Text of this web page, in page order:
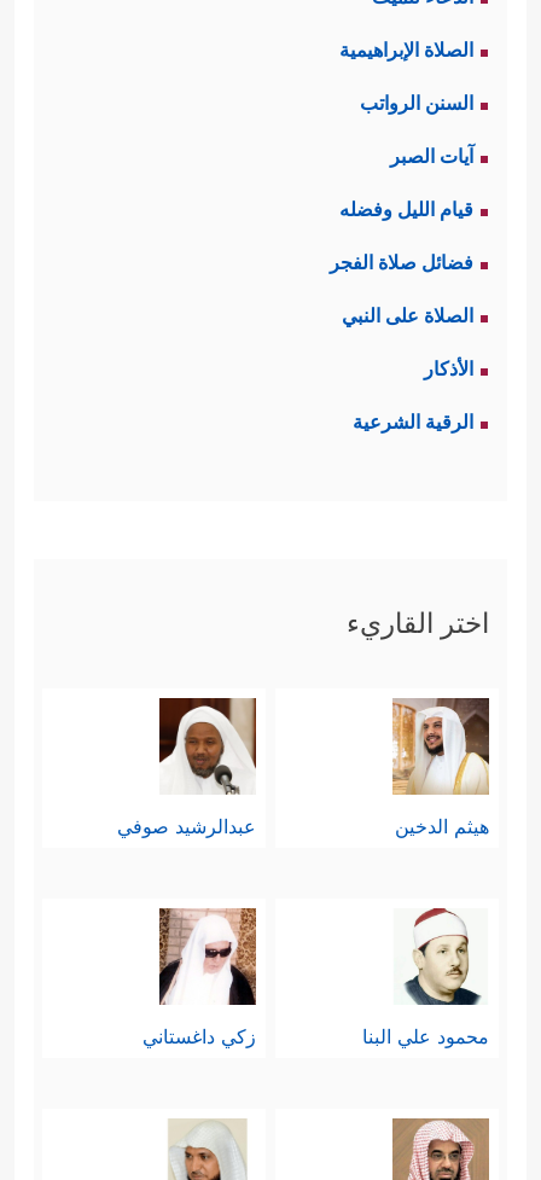
الصلاة الإبراهيمية
السنن الرواتب
آيات الصبر
قيام الليل وفضله
فضائل صلاة الفجر
الصلاة على النبي
الأذكار
الرقية الشرعية
اختر القاريء
هيثم الدخين عبدالرشيد صوفي
محمود علي البنا زكي داغستاني